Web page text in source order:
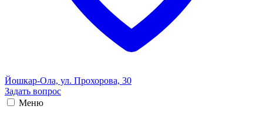
Йошкар-Ола, ул. Прохорова, 30
Задать вопрос
Меню